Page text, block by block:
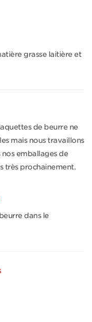
grasse laitière et
de beurre ne
mais nous travaillons
emballages de
très prochainement.
dans le